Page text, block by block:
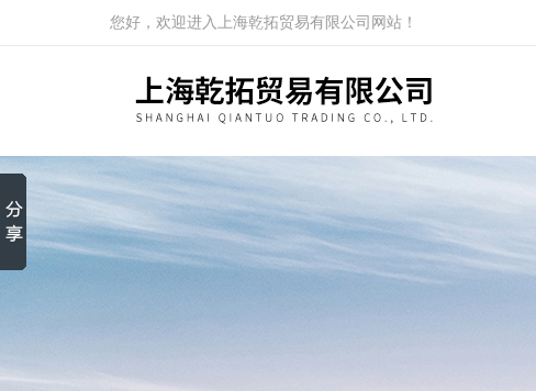
您好，欢迎进入上海乾拓贸易有限公司网站！